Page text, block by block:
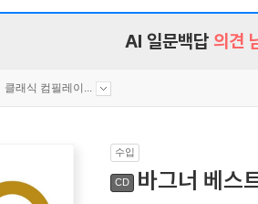
AI 일문백답 의견
클래식 컴필레이...
수입
CD 바그너 베